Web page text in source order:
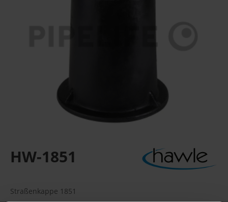
HW-1851
Straßenkappe 1851